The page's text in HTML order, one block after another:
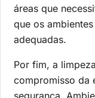
áreas que
que os
adequadas.
Por fim, a
compromisso da